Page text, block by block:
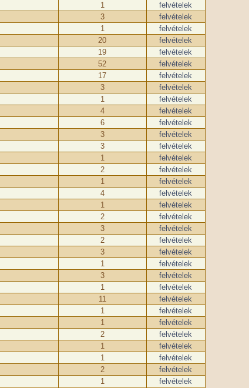
1
felvételek
3
felvételek
1
felvételek
20
felvételek
19
felvételek
52
felvételek
17
felvételek
3
felvételek
1
felvételek
4
felvételek
6
felvételek
3
felvételek
3
felvételek
1
felvételek
2
felvételek
1
felvételek
4
felvételek
1
felvételek
2
felvételek
3
felvételek
2
felvételek
3
felvételek
1
felvételek
3
felvételek
1
felvételek
11
felvételek
1
felvételek
1
felvételek
2
felvételek
1
felvételek
1
felvételek
2
felvételek
1
felvételek